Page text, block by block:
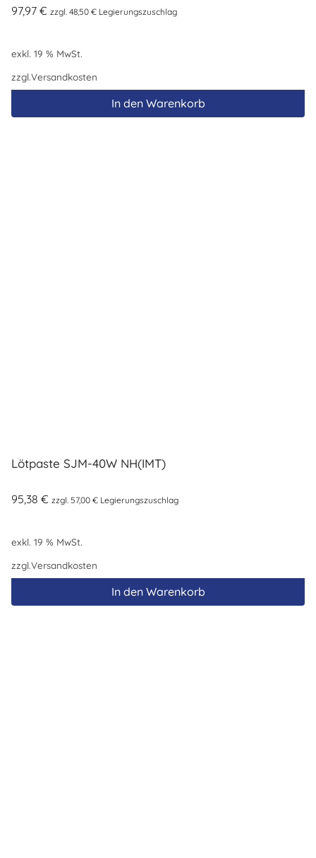
97,97 € zzgl. 48,50 € Legierungszuschlag
exkl. 19 % MwSt.
zzgl.Versandkosten
In den Warenkorb
Lötpaste SJM-40W NH(IMT)
95,38 € zzgl. 57,00 € Legierungszuschlag
exkl. 19 % MwSt.
zzgl.Versandkosten
In den Warenkorb